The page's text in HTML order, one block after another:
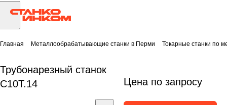
Главная Металлообрабатывающие станки в Перми Токарные станки по
Трубонарезный станок
C10T.14
Цена по запросу